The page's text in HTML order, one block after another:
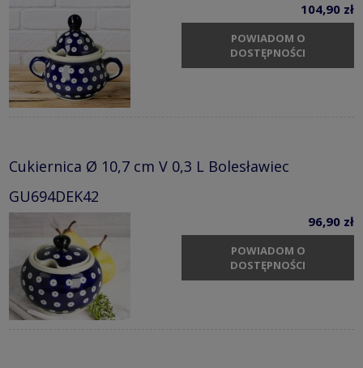
104,90 zł
POWIADOM O
DOSTĘPNOŚCI
Cukiernica Ø 10,7 cm V 0,3 L Bolesławiec
GU694DEK42
96,90 zł
POWIADOM O
DOSTĘPNOŚCI